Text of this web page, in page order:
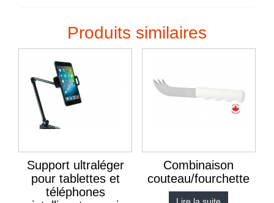
Produits similaires
Support ultraléger
pour tablettes et
téléphones
Combinaison
couteau/fourchette